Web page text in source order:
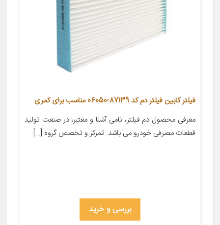
فیلتر کابین فیلتر دم کد 87139-06050 مناسب برای کمری
معرفی محصول دم فیلتر، نامی آشنا و معتبر، در صنعت تولید
قطعات مصرفی خودرو می باشد. تمرکز و تخصص گروه […]
بررسی و خرید